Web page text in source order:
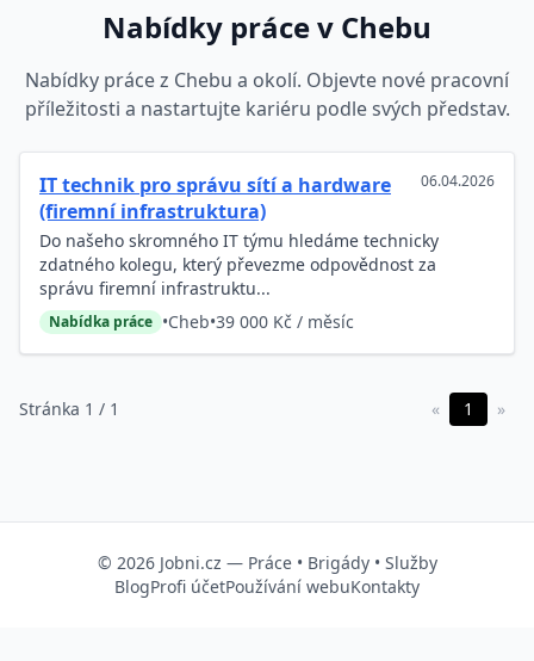
Nabídky práce v Chebu
Nabídky práce z Chebu a okolí. Objevte nové pracovní
příležitosti a nastartujte kariéru podle svých představ.
IT technik pro správu sítí a hardware
(firemní infrastruktura)
06.04.2026
Do našeho skromného IT týmu hledáme technicky
zdatného kolegu, který převezme odpovědnost za
správu firemní infrastruktu...
Nabídka práce •Cheb•39 000 Kč / měsíc
Stránka 1 / 1 « 1 »
© 2026 Jobni.cz — Práce• Brigády• Služby
BlogProfi účetPoužívání webuKontakty